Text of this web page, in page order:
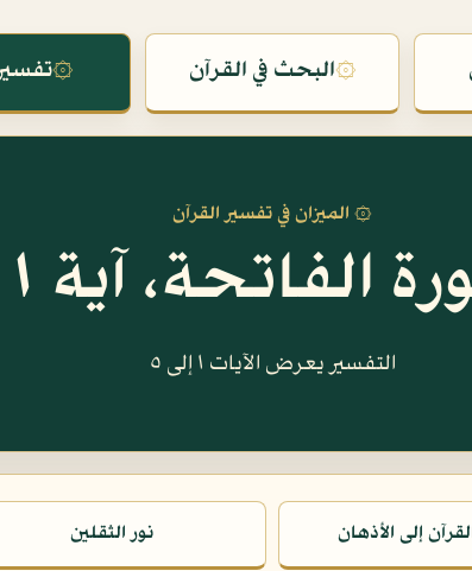
۞البحث في القرآن ۞
۞ الميزان في تفسير القرآن
الفاتحة، آية ١
التفسير يعرض الآيات ١ إلى ٥
إلى الأذهان نور الثقلين